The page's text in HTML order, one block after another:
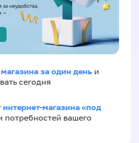
за один день и
сегодня
интернет-магазина «под
потребностей вашего